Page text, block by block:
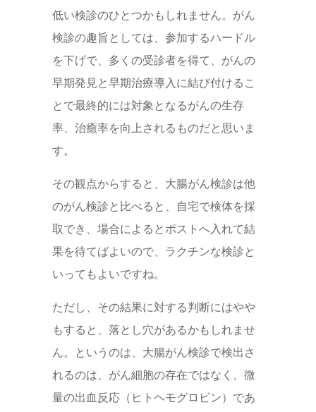
低い検診のひとつかもしれません。がん
検診の趣旨としては、参加するハードル
を下げで、多くの受診者を得て、がんの
早期発見と早期治療導入に結び付けるこ
とで最終的には対象となるがんの生存
率、治癒率を向上されるものだと思いま
す。
その観点からすると、大腸がん検診は他
のがん検診と比べると、自宅で検体を採
取でき、場合によるとポストへ入れて結
果を待てばよいので、ラクチンな検診と
いってもよいですね。
ただし、その結果に対する判断にはやや
もすると、落とし穴があるかもしれませ
ん。というのは、大腸がん検診で検出さ
れるのは、がん細胞の存在ではなく、微
量の出血反応（ヒトヘモグロビン）であ